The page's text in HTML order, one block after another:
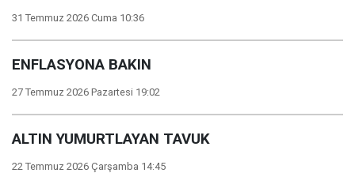
31 Temmuz 2026 Cuma 10:36
ENFLASYONA BAKIN
27 Temmuz 2026 Pazartesi 19:02
ALTIN YUMURTLAYAN TAVUK
22 Temmuz 2026 Çarşamba 14:45